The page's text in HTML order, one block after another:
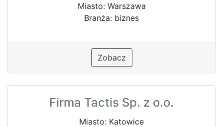
Miasto: Warszawa
Branża: biznes
Zobacz
Firma Tactis Sp. z o.o.
Miasto: Katowice